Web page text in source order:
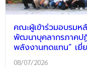
คณะผู้เข้าร่วมอบรม
พัฒนาบุคลากรภาคปฏิ
พลังงานทดแทน” เยี่
08/07/2026